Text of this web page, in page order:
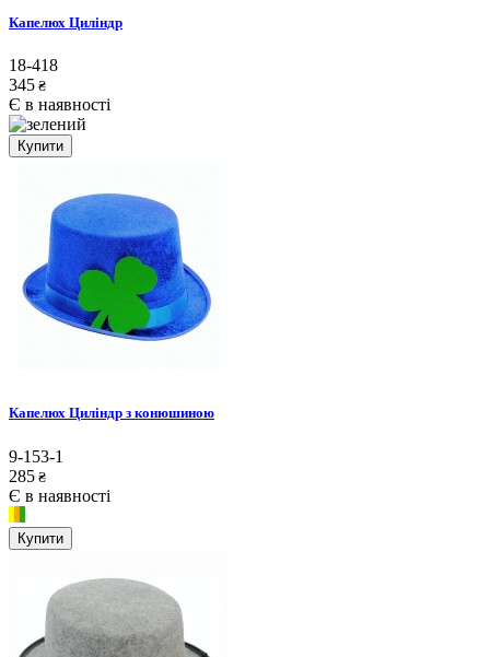
Капелюх Циліндр
18-418
345 ₴
Є в наявності
Купити
Капелюх Циліндр з конюшиною
9-153-1
285 ₴
Є в наявності
Купити